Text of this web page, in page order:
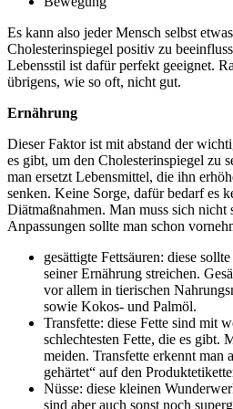
Es kann also jeder Mensch selbst
Cholesterinspiegel positiv zu
Lebensstil ist dafür perfekt geeignet.
übrigens, wie so oft, nicht gut.
Ernährung
Dieser Faktor ist mit abstand der
es gibt, um den Cholesterinspiegel zu
man ersetzt Lebensmittel, die ihn
senken. Keine Sorge, dafür bedarf es
Diätmaßnahmen. Man muss sich nicht
Anpassungen sollte man schon
gesättigte Fettsäuren: diese
seiner Ernährung streichen.
vor allem in tierischen
sowie Kokos- und Palmöl.
Transfette: diese Fette sind mit
schlechtesten Fette, die es gibt.
meiden. Transfette erkennt man
gehärtet“ auf den
Nüsse: diese kleinen
sind aber auch sonst noch